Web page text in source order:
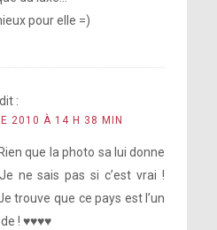
pour elle =)
dit :
2010 À 14 H 38 MIN
que la photo sa lui donne
ne sais pas si c’est vrai !
trouve que ce pays est l’un
! ♥♥♥♥